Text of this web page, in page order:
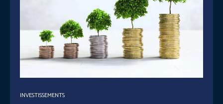
INVESTISSEMENTS